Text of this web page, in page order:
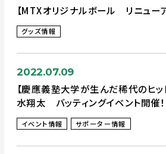
【MTXオリジナルボール リニューア
グッズ情報
2022.07.09
【慶應義塾大学が生んだ稀代のヒ
水翔太 バッティングイベント開催！
イベント情報 サポーター情報